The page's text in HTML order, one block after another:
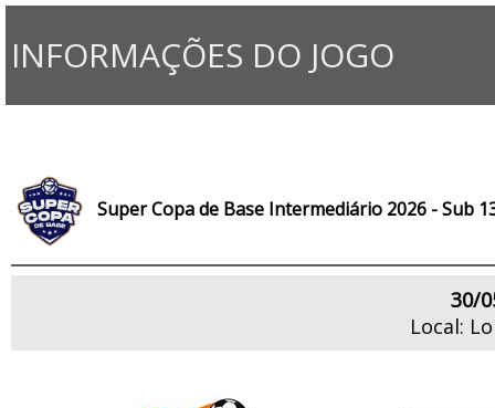
INFORMAÇÕES DO JOGO
Super Copa de Base Intermediário 2026 - Sub
30/
Local: